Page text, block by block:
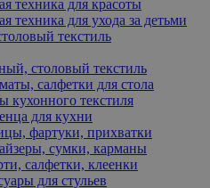
техника для красоты
техника для ухода за детьми
текстиль
столовый текстиль
салфетки для стола
кухонного текстиля
для кухни
фартуки, прихватки
сумки, карманы
салфетки, клеенки
для стульев